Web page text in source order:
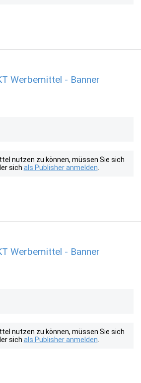
Werbemittel - Banner
nutzen zu können, müssen Sie sich
sich als Publisher anmelden
Werbemittel - Banner
nutzen zu können, müssen Sie sich
sich als Publisher anmelden